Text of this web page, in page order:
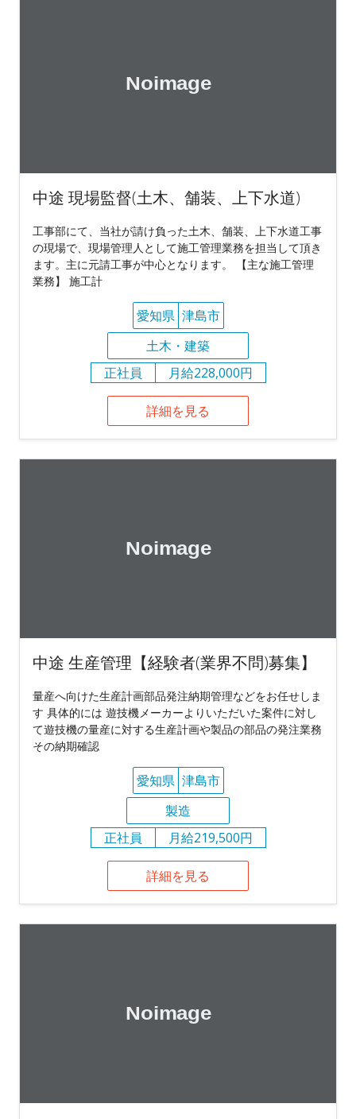
中途 現場監督(土木、舗装、上下水道)
工事部にて、当社が請け負った土木、舗装、上下水道工事
の現場で、現場管理人として施工管理業務を担当して頂き
ます。主に元請工事が中心となります。 【主な施工管理
業務】 施工計
愛知県 津島市
土木・建築
正社員
月給228,000円
詳細を見る
中途 生産管理【経験者(業界不問)募集】
量産へ向けた生産計画部品発注納期管理などをお任せしま
す 具体的には 遊技機メーカーよりいただいた案件に対し
て遊技機の量産に対する生産計画や製品の部品の発注業務
その納期確認
愛知県 津島市
製造
正社員
月給219,500円
詳細を見る